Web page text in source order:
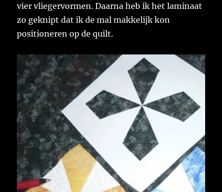
vier vliegervormen. Daarna heb ik het laminaat
zo geknipt dat ik de mal makkelijk kon
positioneren op de quilt.